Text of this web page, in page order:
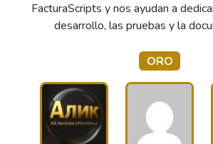
FacturaScripts y nos ayudan a
desarrollo, las pruebas y la
ORO